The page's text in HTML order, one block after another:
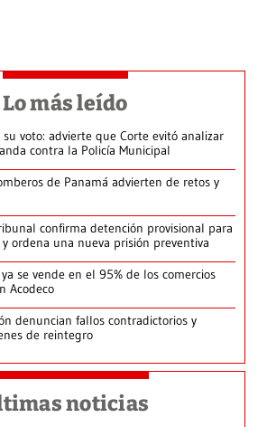
Lo más leído
voto: advierte que Corte evitó analizar
contra la Policía Municipal
de Panamá advierten de retos y
confirma detención provisional para
ordena una nueva prisión preventiva
se vende en el 95% de los comercios
Acodeco
denuncian fallos contradictorios y
de reintegro
noticias